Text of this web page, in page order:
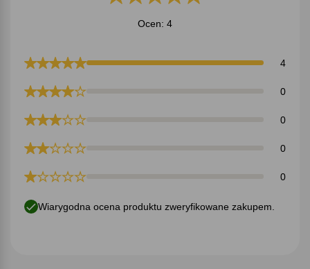
Ocen: 4
4
0
0
0
0
Wiarygodna ocena produktu zweryfikowane zakupem.